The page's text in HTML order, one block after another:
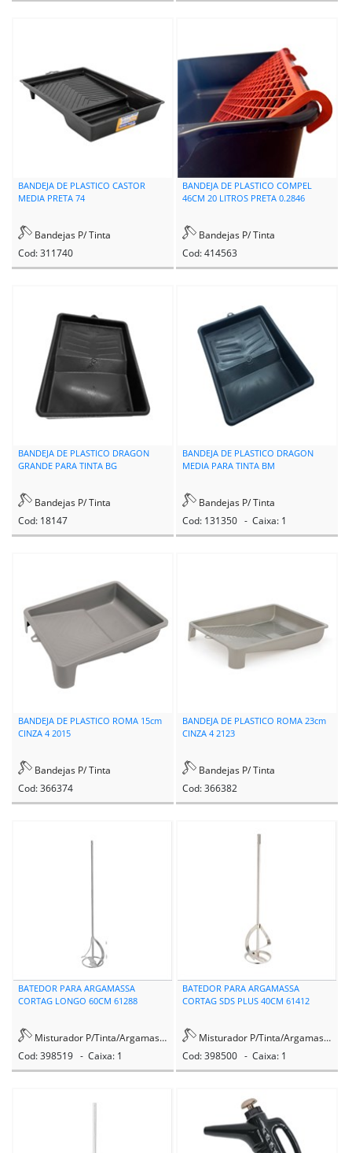
BANDEJA DE PLASTICO CASTOR
MEDIA PRETA 74
Bandejas P/ Tinta
Cod: 311740
BANDEJA DE PLASTICO COMPEL
46CM 20 LITROS PRETA 0.2846
Bandejas P/ Tinta
Cod: 414563
BANDEJA DE PLASTICO DRAGON
GRANDE PARA TINTA BG
Bandejas P/ Tinta
Cod: 18147
BANDEJA DE PLASTICO DRAGON
MEDIA PARA TINTA BM
Bandejas P/ Tinta
Cod: 131350 - Caixa: 1
BANDEJA DE PLASTICO ROMA 15cm
CINZA 4 2015
Bandejas P/ Tinta
Cod: 366374
BANDEJA DE PLASTICO ROMA 23cm
CINZA 4 2123
Bandejas P/ Tinta
Cod: 366382
BATEDOR PARA ARGAMASSA
CORTAG LONGO 60CM 61288
Misturador P/Tinta/Argamassa
Cod: 398519 - Caixa: 1
BATEDOR PARA ARGAMASSA
CORTAG SDS PLUS 40CM 61412
Misturador P/Tinta/Argamassa
Cod: 398500 - Caixa: 1